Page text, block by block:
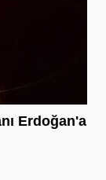
Erdoğan'a